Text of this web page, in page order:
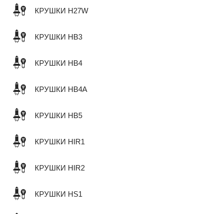
КРУШКИ H27W
КРУШКИ HB3
КРУШКИ HB4
КРУШКИ HB4A
КРУШКИ HB5
КРУШКИ HIR1
КРУШКИ HIR2
КРУШКИ HS1